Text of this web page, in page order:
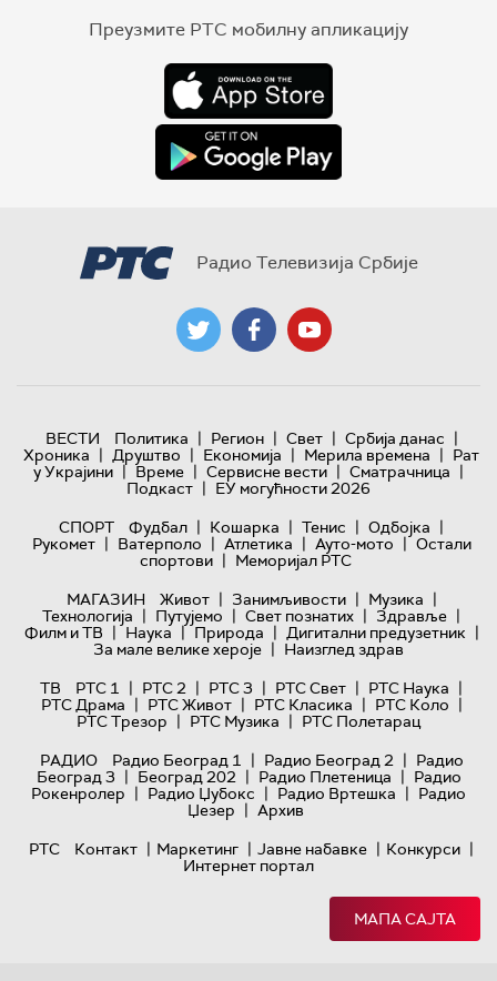
Преузмите РТС мобилну апликацију
Радио Телевизија Србије
ВЕСТИ Политика | Регион | Свет | Србија данас |
Хроника | Друштво | Економија | Мерила времена | Рат
у Украјини | Време | Сервисне вести | Сматрачница |
Подкаст | ЕУ могућности 2026
СПОРТ
Фудбал | Кошарка | Тенис | Одбојка |
Рукомет | Ватерполо | Атлетика | Ауто-мото | Остали
спортови | Меморијал РТС
МАГАЗИН
Живот | Занимљивости | Музика |
Технологијa | Путујемо | Свет познатих | Здравље |
Филм и ТВ | Наука | Природа | Дигитални предузетник |
За мале велике хероје | Наизглед здрав
ТВ
РТС 1 | РТС 2 | РТС 3 | РТС Свет | РТС Наука |
РТС Драма | РТС Живот | РТС Класика | РТС Коло |
РТС Трезор | РТС Музика | РТС Полетарац
РАДИО
Радио Београд 1 | Радио Београд 2 | Радио
Београд 3 | Београд 202 | Радио Плетеница | Радио
Рокенролер | Радио Џубокс | Радио Вртешка | Радио
Џезер | Архив
РТС
Контакт | Маркетинг | Јавне набавке | Конкурси |
Интернет портал
МАПА САЈТА